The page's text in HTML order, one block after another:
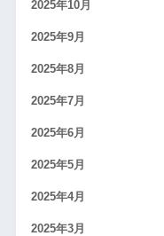
2025年10月
2025年9月
2025年8月
2025年7月
2025年6月
2025年5月
2025年4月
2025年3月